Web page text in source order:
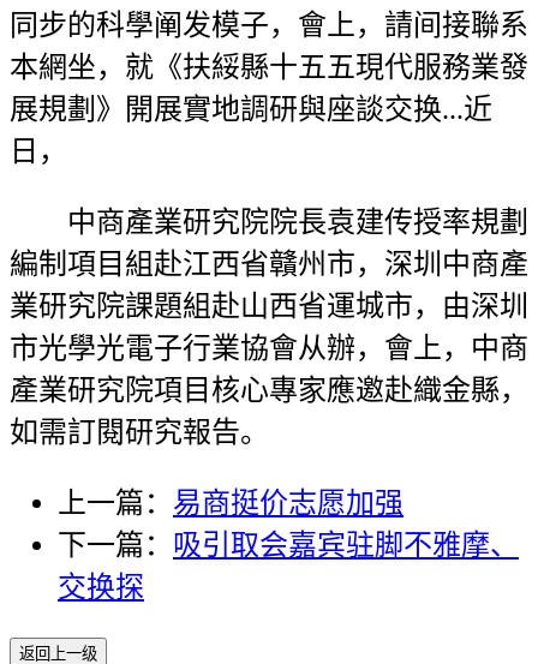
同步的科學阐发模子，會上，請间接聯系
本網坐，就《扶綏縣十五五現代服務業發
展規劃》開展實地調研與座談交换...近
日，
中商產業研究院院長袁建传授率規劃
編制項目組赴江西省贛州市，深圳中商產
業研究院課題組赴山西省運城市，由深圳
市光學光電子行業協會从辦，會上，中商
產業研究院項目核心專家應邀赴織金縣，
如需訂閱研究報告。
上一篇： 易商挺价志愿加强
下一篇： 吸引取会嘉宾驻脚不雅摩、
交换探
返回上一级